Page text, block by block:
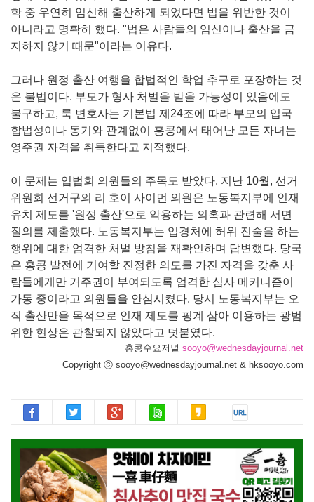
학 중 우연히 임신해 출산하게 되었다면 법을 위반한 것이
아니라고 명확히 했다. "법은 사람들의 임신이나 출산을 금
지하지 않기 때문"이라는 이유다.
그러나 원정 출산 여행을 합법적인 학업 추구로 포장하는 것
은 불법이다. 부모가 형사 처벌을 받을 가능성이 있음에도
불구하고, 룩 변호사는 기본법 제24조에 따라 부모의 입국
합법성이나 동기와 관계없이 홍콩에서 태어난 모든 자녀는
영주권 자격을 취득한다고 지적했다.
이 문제는 입법회 의원들의 주목도 받았다. 지난 10월, 선거
위원회 선거구의 리 호이 사이먼 의원은 노동복지부에 인재
유치 제도를 '원정 출산'으로 악용하는 의혹과 관련해 서면
질의를 제출했다. 노동복지부는 입경처에 허위 진술을 하는
행위에 대한 엄격한 처벌 방침을 재확인하며 답변했다. 당국
은 홍콩 발전에 기여할 진정한 의도를 가진 자격을 갖춘 사
람들에게만 거주권이 부여되도록 엄격한 심사 메커니즘이
가동 중이라고 의원들을 안심시켰다. 당시 노동복지부는 오
직 출산만을 목적으로 인재 제도를 핑계 삼아 이용하는 광범
위한 현상은 관찰되지 않았다고 덧붙였다.
홍콩수요저널 sooyo@wednesdayjournal.net
Copyright ⓒ sooyo@wednesdayjournal.net & hksooyo.com